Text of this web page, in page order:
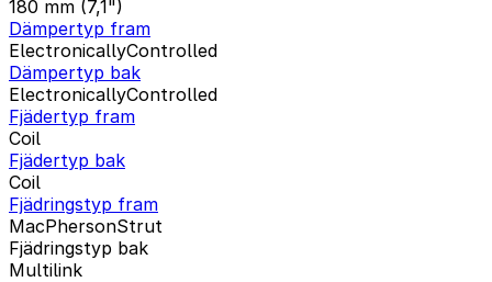
180 mm (7,1")
Dämpertyp fram
ElectronicallyControlled
Dämpertyp bak
ElectronicallyControlled
Fjädertyp fram
Coil
Fjädertyp bak
Coil
Fjädringstyp fram
MacPhersonStrut
Fjädringstyp bak
Multilink